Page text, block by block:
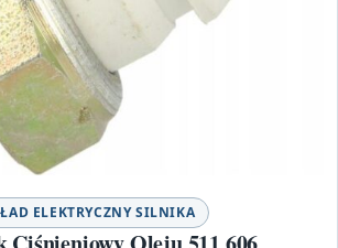
ELEKTRYCZNY SILNIKA